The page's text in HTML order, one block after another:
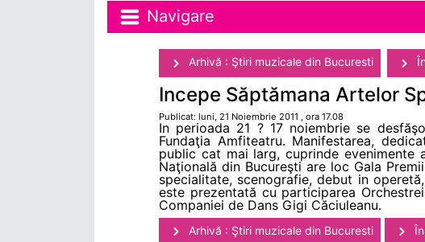
Navigare
Arhivă : Ştiri muzicale din Bucuresti
Incepe Săptămana Artelor
Publicat: luni, 21 Noiembrie 2011 , ora 17.08
In perioada 21 ? 17 noiembrie se
Fundaţia Amfiteatru. Manifestarea,
public cat mai larg, cuprinde
Naţională din Bucureşti are loc Gala
specialitate, scenografie, debut in
este prezentată cu participarea
Companiei de Dans Gigi Căciuleanu.
Arhivă : Ştiri muzicale din Bucuresti